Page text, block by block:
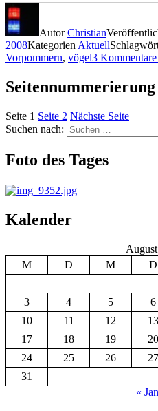
AutorChristian
2008Kategorien Aktuell
Vorpommern, vögel3 Kommentare
Seite 1 Seite 2 Nächste Seite
Suchen nach:
Foto des Tages
Kalender
M
D M D
3
4 5 6
10
11 12 13
17
18 19 20
24
25 26 27
31
«